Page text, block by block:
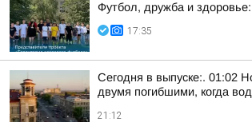
Футбол, дружба и
17:35
Сегодня в выпуске:. 01:02
двумя погибшими, когда
21:12